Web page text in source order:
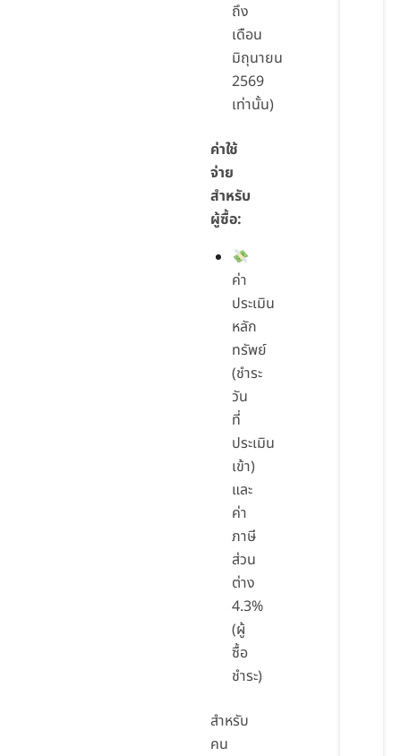
ถึง
เดือน
มิถุนายน
2569
เท่านั้น)
ค่าใช้
จ่าย
สำหรับ
ผู้ซื้อ:
ค่า
ประเมิน
หลัก
ทรัพย์
(ชำระ
วัน
ที่
ประเมิน
เข้า)
และ
ค่า
ภาษี
ส่วน
ต่าง
4.3%
(ผู้
ซื้อ
ชำระ)
สำหรับ
คน